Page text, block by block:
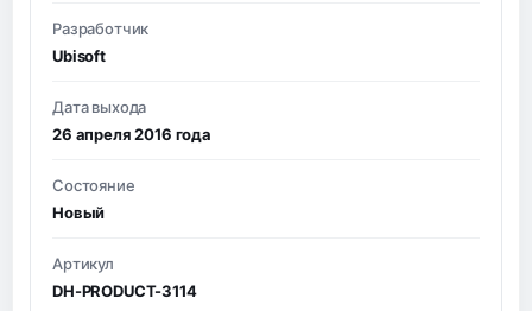
Разработчик
Ubisoft
Дата выхода
26 апреля 2016 года
Состояние
Новый
Артикул
DH-PRODUCT-3114